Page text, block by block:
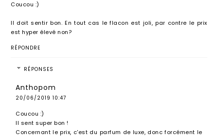
Coucou :)
Il doit sentir bon. En tout cas le flacon est joli, par contre le prix
est hyper élevé non?
RÉPONDRE
RÉPONSES
Anthopom
20/06/2019 10:47
Coucou :)
Il sent super bon !
Concernant le prix, c'est du parfum de luxe, donc forcément le